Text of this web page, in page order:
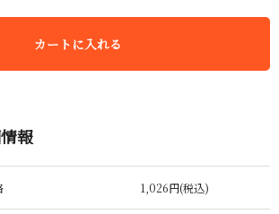
カートに入れる
報
1,026円(税込)